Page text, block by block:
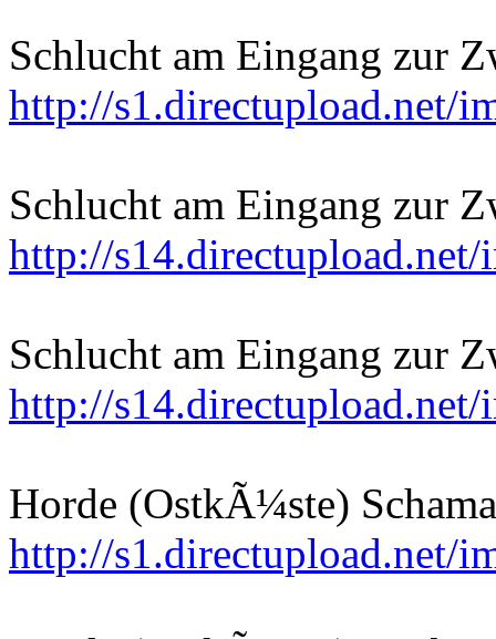
Schlucht am Eingang zur
http://s1.directupload.net/
Schlucht am Eingang zur
http://
Schlucht am Eingang zur
http://
Horde (OstkÃ¼ste)
http://s1.directupload.net/